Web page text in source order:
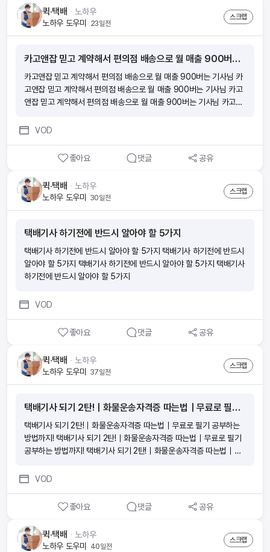
퀵·택배 ᆞ 노하우
노하우 도우미
23일전
스크랩
카고앤잡 믿고 계약해서 편의점 배송으로 월 매출 900버는 기사님
카고앤잡 믿고 계약해서 편의점 배송으로 월 매출 900버는 기사님 카
고앤잡 믿고 계약해서 편의점 배송으로 월 매출 900버는 기사님 카고
앤잡 믿고 계약해서 편의점 배송으로 월 매출 900버는 기사님 카고앤
VOD
좋아요 댓글 공유
퀵·택배 ᆞ 노하우
노하우 도우미 30일전
스크랩
택배기사 하기전에 반드시 알아야 할 5가지
택배기사 하기전에 반드시 알아야 할 5가지 택배기사 하기전에 반드시
알아야 할 5가지 택배기사 하기전에 반드시 알아야 할 5가지 택배기사
하기전에 반드시 알아야 할 5가지
VOD
좋아요 댓글 공유
퀵·택배 ᆞ 노하우
노하우 도우미 37일전
스크랩
택배기사 되기 2탄!｜화물운송자격증 따는법｜무료로 필기 공부하는 방법까지!
택배기사 되기 2탄!｜화물운송자격증 따는법｜무료로 필기 공부하는
방법까지! 택배기사 되기 2탄!｜화물운송자격증 따는법｜무료로 필기
공부하는 방법까지! 택배기사 되기 2탄!｜화물운송자격증 따는법｜무
는법｜무료로 필기 공부하는 방법까지!
VOD
좋아요 댓글 공유
퀵·택배 ᆞ 노하우
노하우 도우미
40일전
스크랩